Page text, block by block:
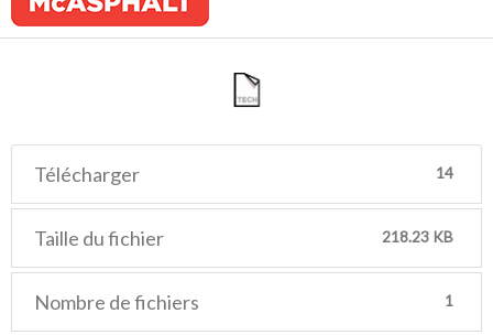
Télécharger 14
Taille du fichier 218.23 KB
Nombre de fichiers 1